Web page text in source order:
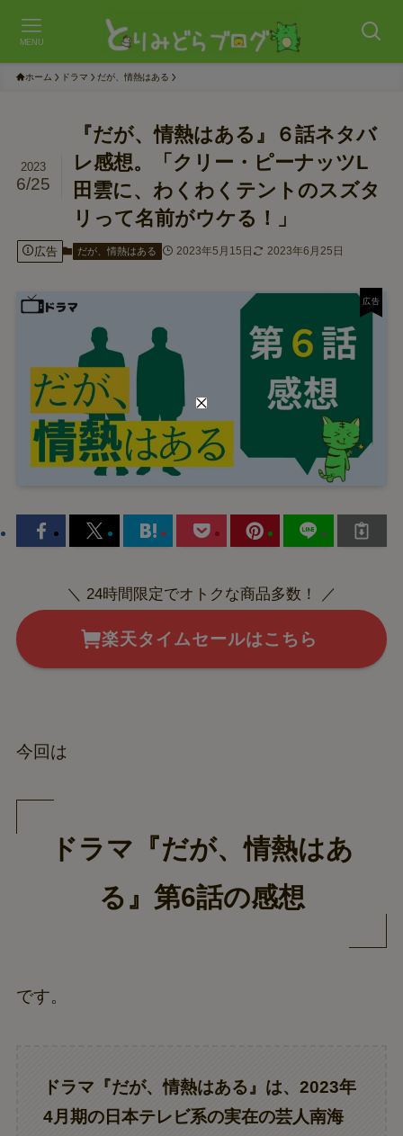
MENU
ホーム ドラマ だが、情熱はある
『だが、情熱はある』６話ネタバ
レ感想。「クリー・ピーナッツL
田雲に、わくわくテントのスズタ
リって名前がウケる！」
2023
6/25
広告 だが、情熱はある 2023年5月15日 2023年6月25日
＼ 24時間限定でオトクな商品多数！ ／
楽天タイムセールはこちら
今回は
ドラマ『だが、情熱はあ
る』第6話の感想
です。
ドラマ『だが、情熱はある』は、2023年
4月期の日本テレビ系の実在の芸人南海